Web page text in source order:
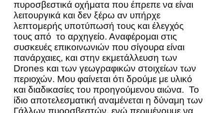
πυροσβεστικά οχήματα που έπρεπε να είναι
λειτουργικά και δεν ξέρω αν υπήρχε
λεπτομερής υποτύπωσή τους και έλεγχός
τους από το αρχηγείο. Αναφέρομαι στις
συσκευές επικοινωνιών που σίγουρα είναι
πανάρχαιες, και στην εκμετάλλευση των
Drones και των γεωγραφικών στοιχείων των
περιοχών. Μου φαίνεται ότι δρούμε με υλικό
και διαδικασίες του προηγούμενου αιώνα. Το
ίδιο αποτελεσματική αναμένεται η δύναμη των